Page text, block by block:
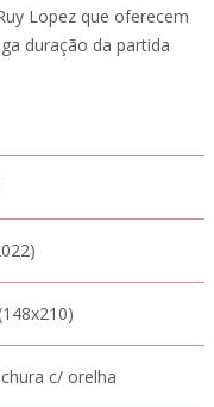
Lopez que oferecem
duração da partida
c/ orelha